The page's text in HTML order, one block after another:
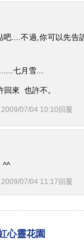
....不過,你可以先告
七月雪...
回來 也許不。
2009/07/04 10:10 回覆
^^
2009/07/04 11:17 回覆
心靈花園